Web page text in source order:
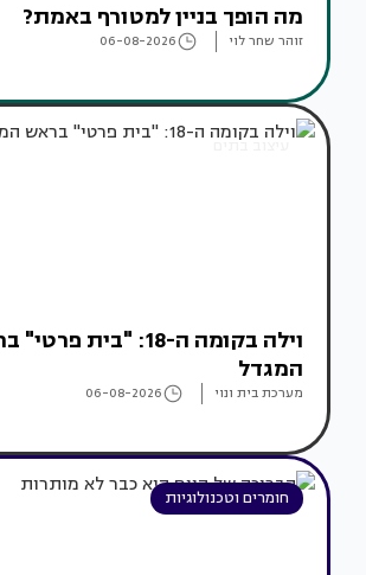
מה הופך בניין למטורף באמת?
זוהר שחר לוי 06-08-2026
עיצוב בתים
וילה בקומה ה-18: "בית
המגדל
מערכת בית ונוי 06-08-2026
חומרים וטכנולוגיות